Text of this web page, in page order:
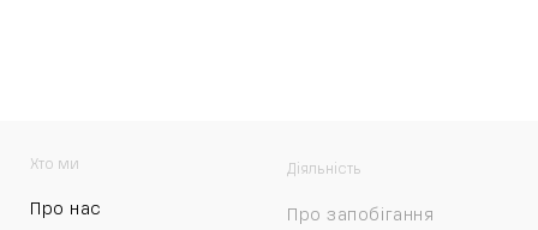
Хто ми
Про нас
Діяльність
Про запобігання